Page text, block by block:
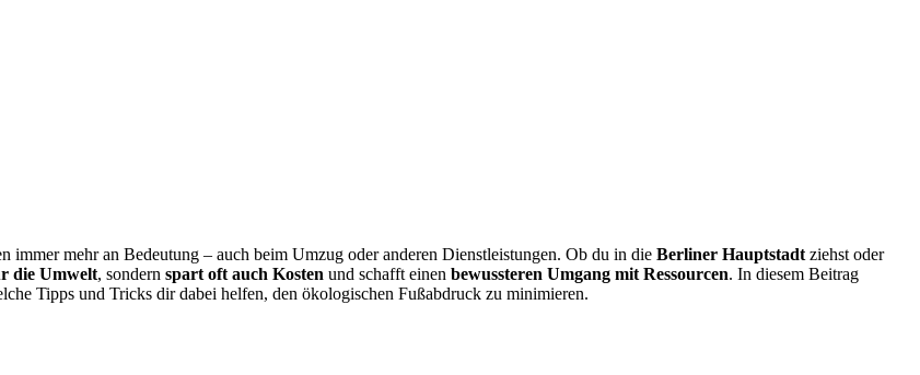
immer mehr an Bedeutung – auch beim Umzug oder anderen Dienstleistungen. Ob du in die Berliner Hauptstadt ziehst oder
die Umwelt, sondern spart oft auch Kosten und schafft einen bewussteren Umgang mit Ressourcen. In diesem Beitrag
Tipps und Tricks dir dabei helfen, den ökologischen Fußabdruck zu minimieren.